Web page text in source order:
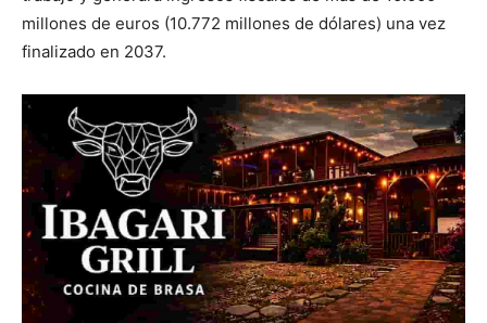
millones de euros (10.772 millones de dólares) una vez
finalizado en 2037.